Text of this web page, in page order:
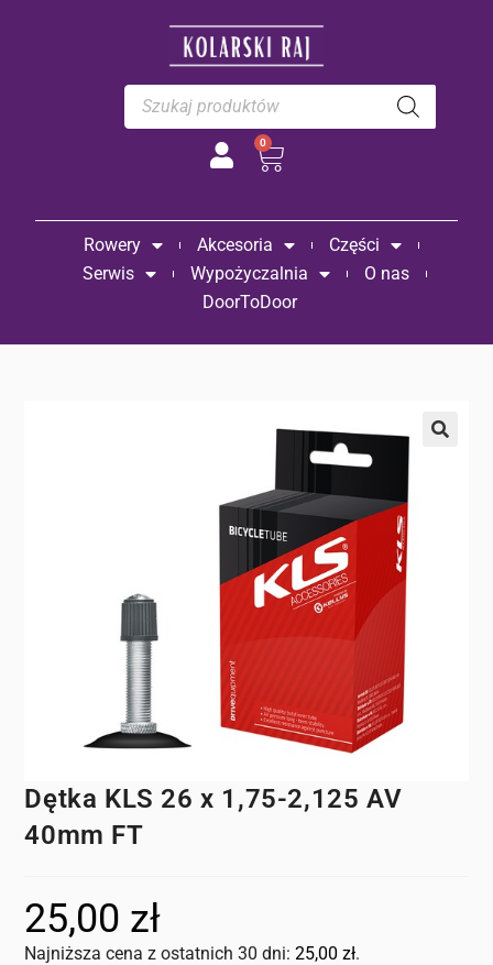
0
Rowery Akcesoria
Części
Serwis
Wypożyczalnia
O nas
DoorToDoor
Dętka KLS 26 x 1,75-2,125 AV
40mm FT
25,00 zł
Najniższa cena z ostatnich 30 dni:25,00zł.